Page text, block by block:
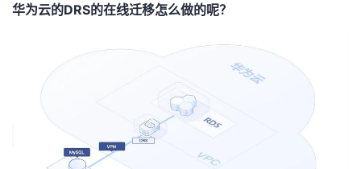
华为云的DRS的在线迁移怎么做的呢？